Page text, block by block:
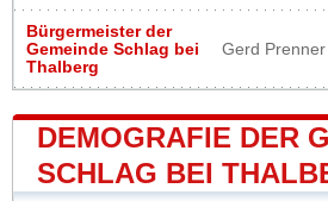
Bürgermeister der
Gemeinde Schlag bei
Thalberg
Gerd Prenner
DEMOGRAFIE DER
SCHLAG BEI